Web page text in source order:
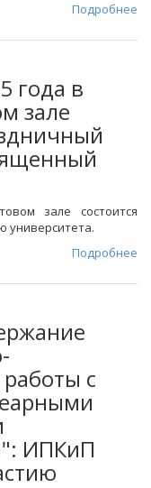
Подробнее
года в
зале
зале состоится
университета.
Подробнее
с
ИПКиП